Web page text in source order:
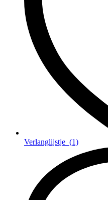
Verlanglijstje (1)